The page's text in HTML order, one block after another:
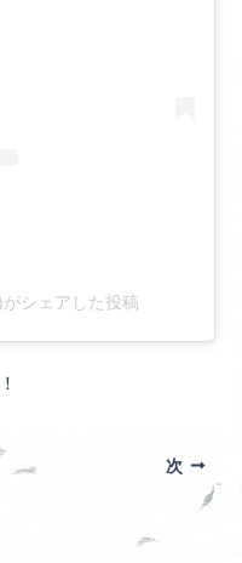
シェアした投稿
次